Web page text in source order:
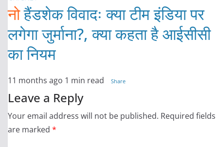
नोहैंडशेक विवादः क्या टीम इंडिया पर
लगेगा जुर्माना?, क्या कहता है आईसीसी
का नियम
11 months ago 1 min read Share
Leave a Reply
Your email address will not be published. Required fields
are marked *